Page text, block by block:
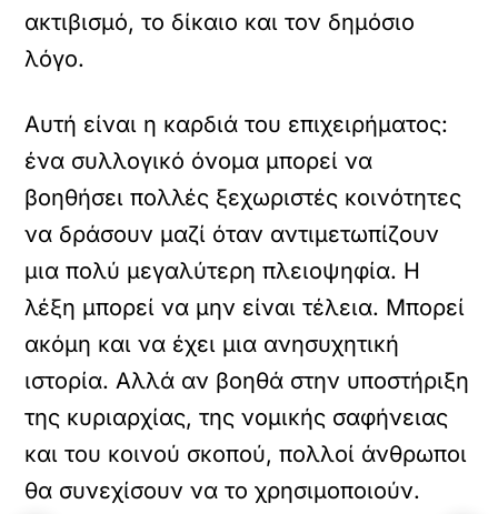
ακτιβισμό, το δίκαιο και τον δημόσιο
λόγο.
Αυτή είναι η καρδιά του επιχειρήματος:
ένα συλλογικό όνομα μπορεί να
βοηθήσει πολλές ξεχωριστές κοινότητες
να δράσουν μαζί όταν αντιμετωπίζουν
μια πολύ μεγαλύτερη πλειοψηφία. Η
λέξη μπορεί να μην είναι τέλεια. Μπορεί
ακόμη και να έχει μια ανησυχητική
ιστορία. Αλλά αν βοηθά στην υποστήριξη
της κυριαρχίας, της νομικής σαφήνειας
και του κοινού σκοπού, πολλοί άνθρωποι
θα συνεχίσουν να το χρησιμοποιούν.